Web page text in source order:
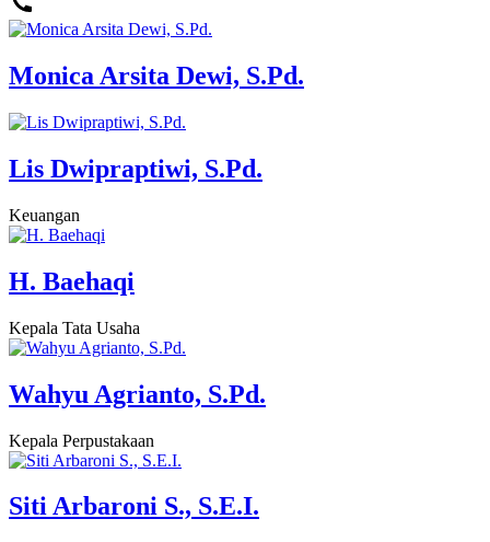
Monica Arsita Dewi, S.Pd.
Lis Dwipraptiwi, S.Pd.
Keuangan
H. Baehaqi
Kepala Tata Usaha
Wahyu Agrianto, S.Pd.
Kepala Perpustakaan
Siti Arbaroni S., S.E.I.